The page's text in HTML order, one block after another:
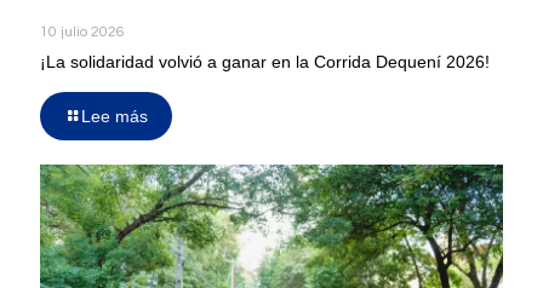
10 julio 2026
¡La solidaridad volvió a ganar en la Corrida Dequení 2026!
Lee más